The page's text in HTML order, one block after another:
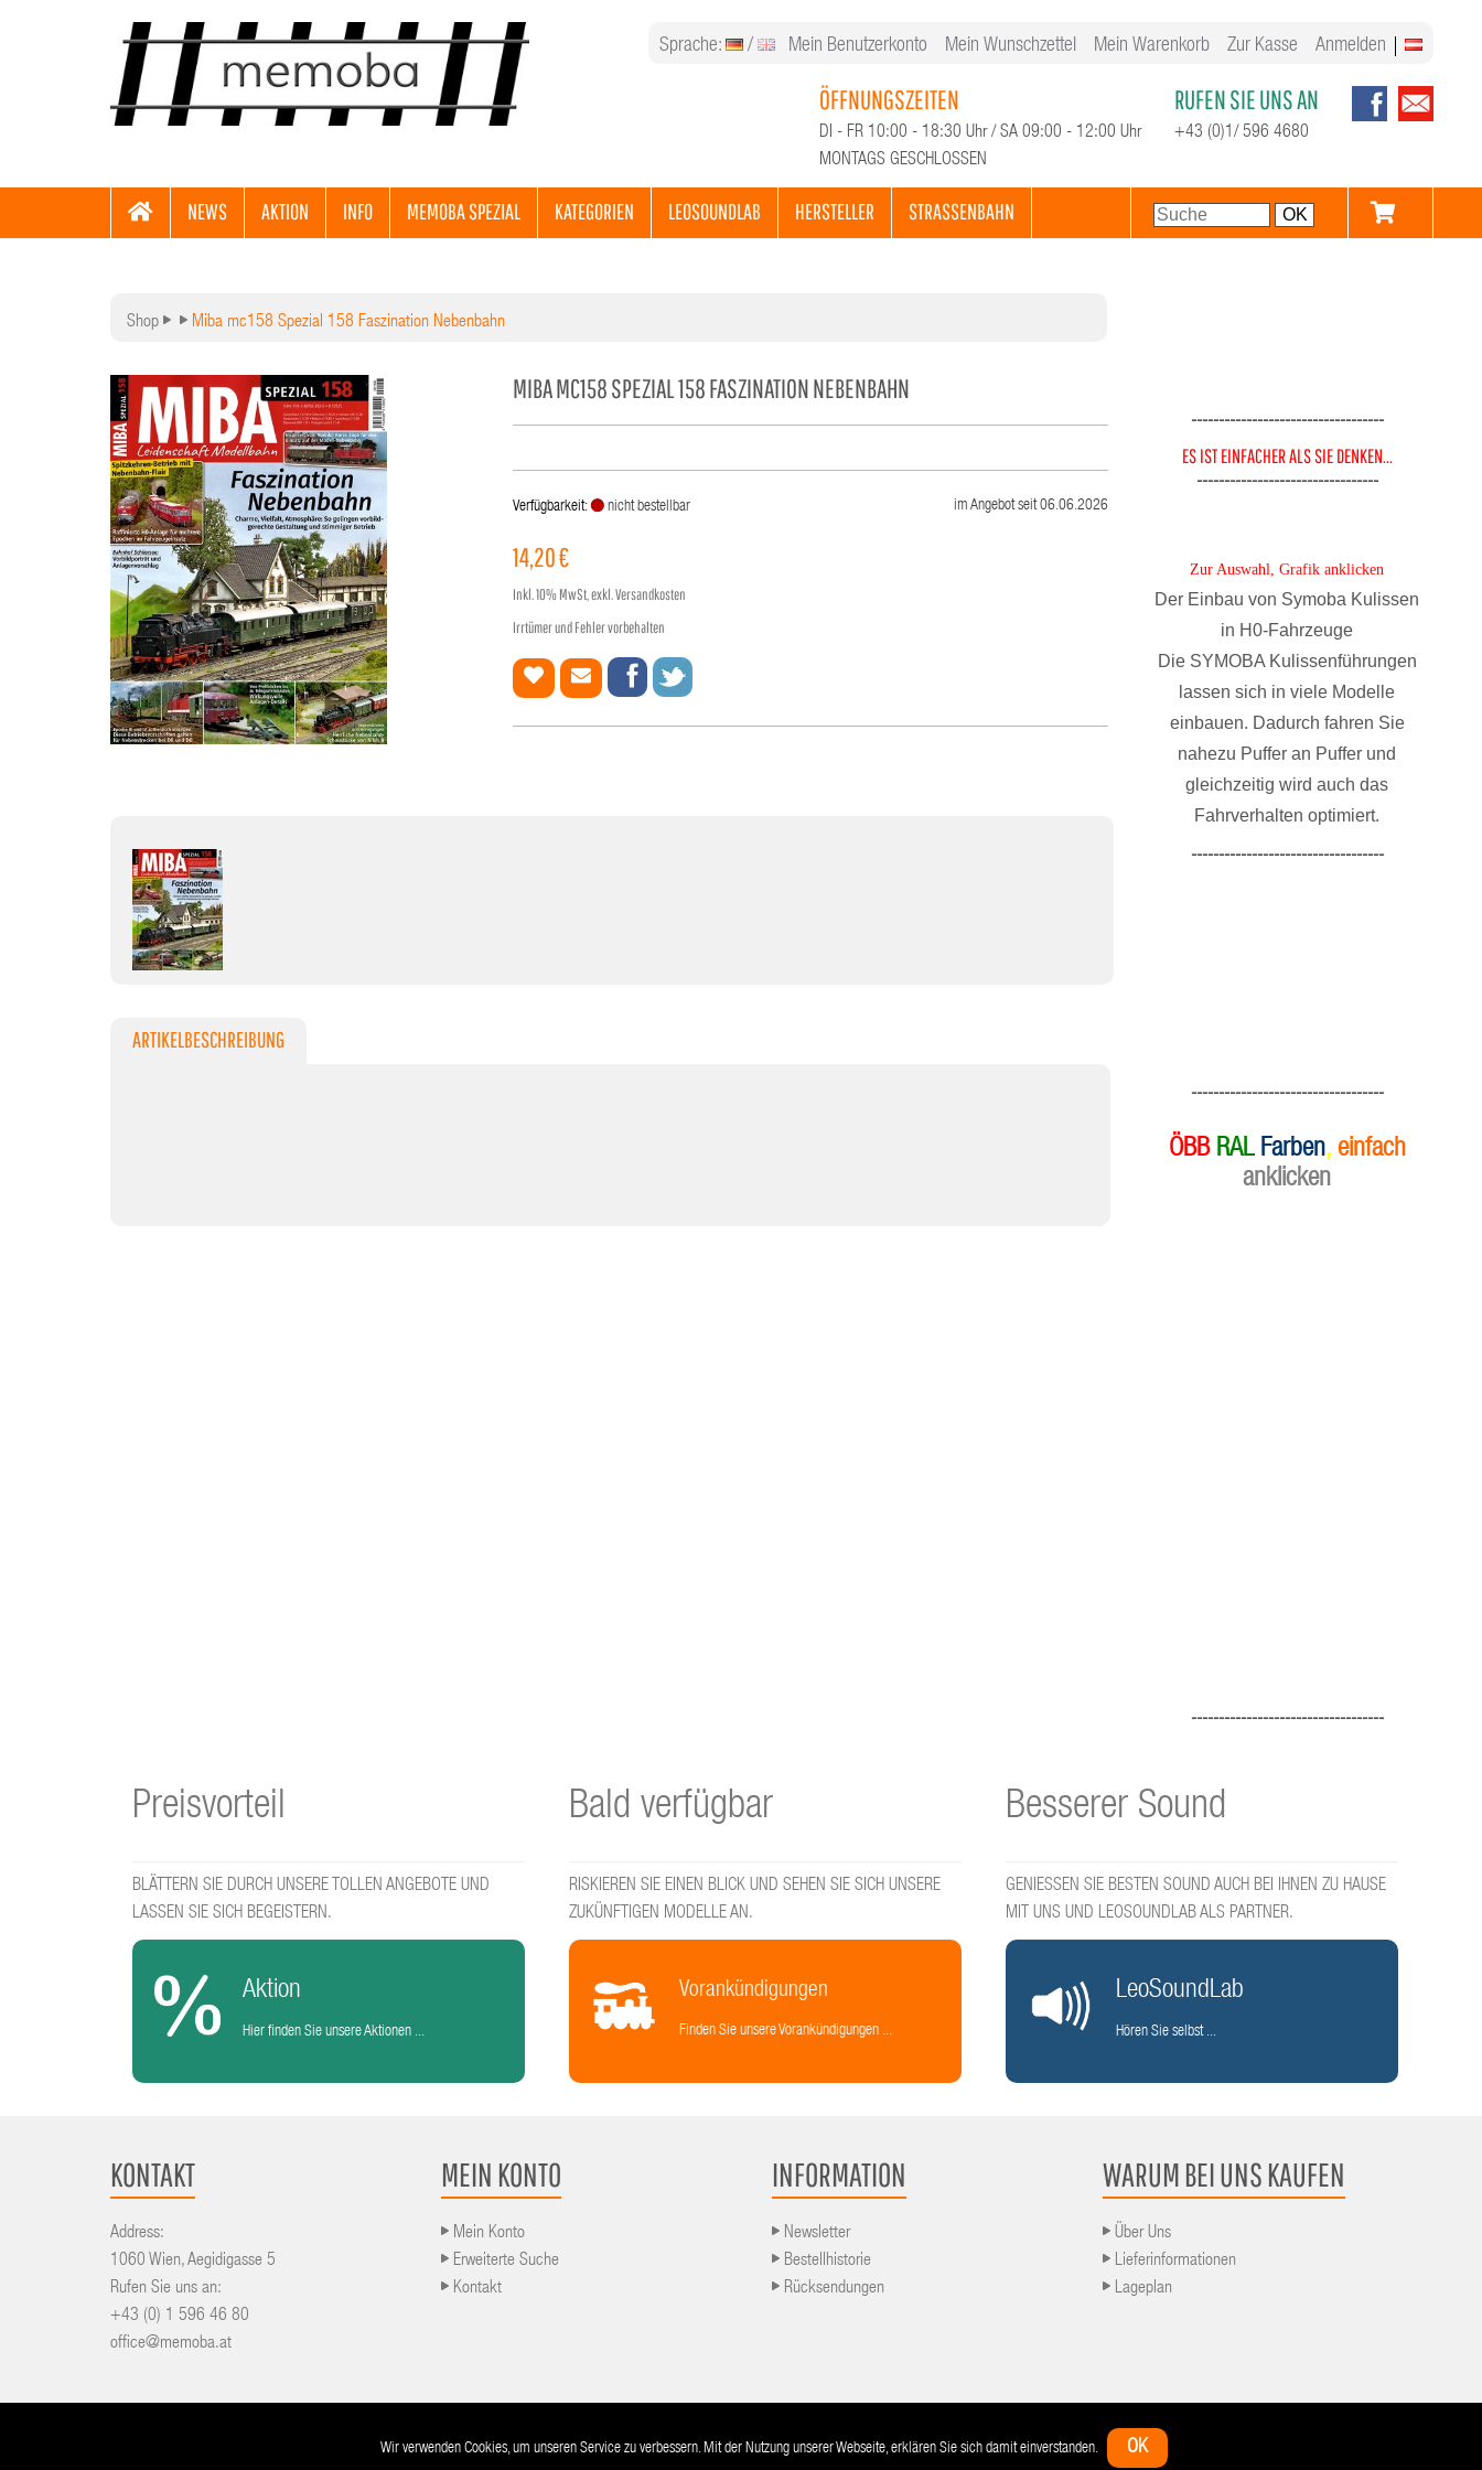
Sprache: / Mein Benutzerkonto Mein Wunschzettel Mein Warenkorb Zur Kasse Anmelden
ÖFFNUNGSZEITEN
DI - FR 10:00 - 18:30 Uhr / SA 09:00 - 12:00 Uhr
MONTAGS GESCHLOSSEN
RUFEN SIE UNS AN
+43 (0)1/ 596 4680
NEWS AKTION INFO MEMOBA SPEZIAL KATEGORIEN LEOSOUNDLAB HERSTELLER STRASSENBAHN
Shop Miba mc158 Spezial 158 Faszination Nebenbahn
MIBA MC158 SPEZIAL 158 FASZINATION NEBENBAHN
im Angebot seit 06.06.2026
Verfügbarkeit: nicht bestellbar
14,20 €
Inkl.10% MwSt, exkl. Versandkosten
Irrtümer und Fehler vorbehalten
ARTIKELBESCHREIBUNG
-----------------------------------
ES IST EINFACHER ALS SIE DENKEN...
---------------------------------
Zur Auswahl, Grafik anklicken
Der Einbau von Symoba Kulissen
in H0-Fahrzeuge
Die SYMOBA Kulissenführungen
lassen sich in viele Modelle
einbauen. Dadurch fahren Sie
nahezu Puffer an Puffer und
gleichzeitig wird auch das
Fahrverhalten optimiert.
-----------------------------------
-----------------------------------
ÖBB RAL Farben, einfach
anklicken
-----------------------------------
Preisvorteil Bald verfügbar Besserer Sound
BLÄTTERN SIE DURCH UNSERE TOLLEN ANGEBOTE UND
LASSEN SIE SICH BEGEISTERN.
RISKIEREN SIE EINEN BLICK UND SEHEN SIE SICH UNSERE
ZUKÜNFTIGEN MODELLE AN.
GENIESSEN SIE BESTEN SOUND AUCH BEI IHNEN ZU HAUSE
MIT UNS UND LEOSOUNDLAB ALS PARTNER.
Aktion
Hier finden Sie unsere Aktionen ...
Vorankündigungen
Finden Sie unsere Vorankündigungen ...
LeoSoundLab
Hören Sie selbst ...
KONTAKT
Address:
1060 Wien, Aegidigasse 5
Rufen Sie uns an:
+43 (0) 1 596 46 80
office@memoba.at
MEIN KONTO
Mein Konto
Erweiterte Suche
Kontakt
INFORMATION
Newsletter
Bestellhistorie
Rücksendungen
WARUM BEI UNS KAUFEN
Über Uns
Lieferinformationen
Lageplan
Bestellvorgang
Cyber-AtelierWir verwenden Cookies, um unseren Service zu verbessern. Mit der Nutzung unserer Webseite, erklären Sie sich damit einverstanden. OK